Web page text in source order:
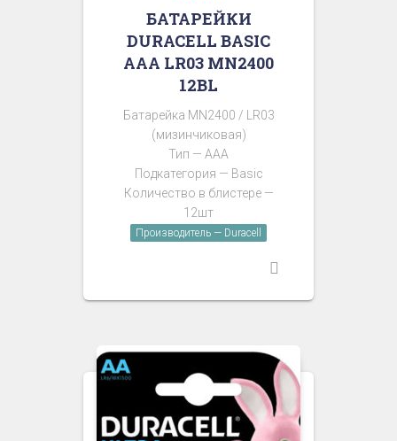
БАТАРЕЙКИ
DURACELL BASIC
AAA LR03 MN2400
12BL
Батарейка MN2400 / LR03
(мизинчиковая)
Тип — AAA
Подкатегория — Basic
Количество в блистере —
12шт
Производитель — Duracell